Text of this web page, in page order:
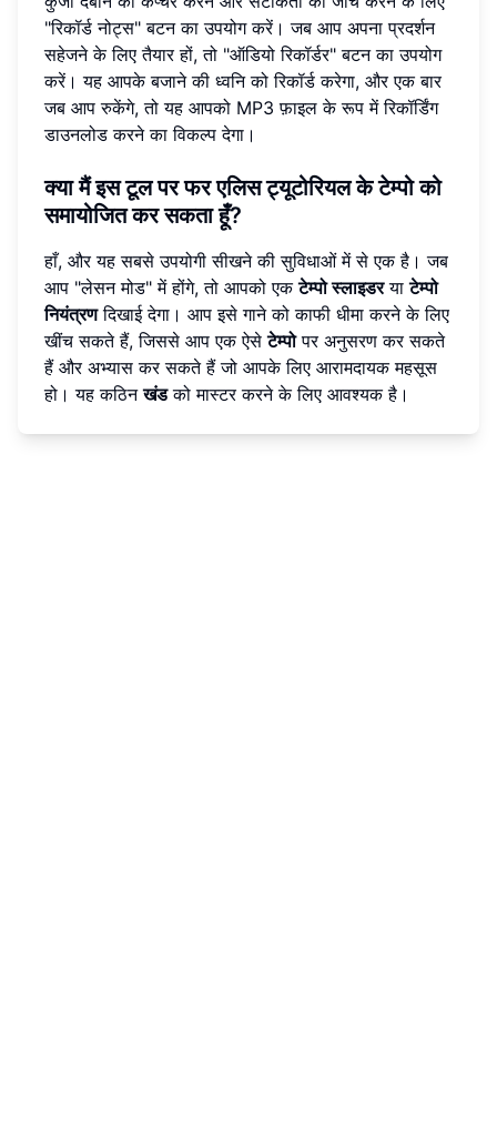
"रिकॉर्ड नोट्स" बटन का उपयोग करें। जब आप अपना प्रदर्शन
सहेजने के लिए तैयार हों, तो "ऑडियो रिकॉर्डर" बटन का उपयोग
करें। यह आपके बजाने की ध्वनि को रिकॉर्ड करेगा, और एक बार
जब आप रुकेंगे, तो यह आपको MP3 फ़ाइल के रूप में रिकॉर्डिंग
डाउनलोड करने का विकल्प देगा।
क्या मैं इस टूल पर फर एलिस ट्यूटोरियल के टेम्पो को
समायोजित कर सकता हूँ?
हाँ, और यह सबसे उपयोगी सीखने की सुविधाओं में से एक है। जब
आप "लेसन मोड" में होंगे, तो आपको एकटेम्पो स्लाइडरयाटेम्पो
नियंत्रणदिखाई देगा। आप इसे गाने को काफी धीमा करने के लिए
खींच सकते हैं, जिससे आप एक ऐसेटेम्पोपर अनुसरण कर सकते
हैं और अभ्यास कर सकते हैं जो आपके लिए आरामदायक महसूस
हो। यह कठिनखंडको मास्टर करने के लिए आवश्यक है।